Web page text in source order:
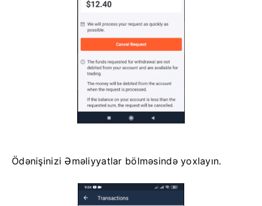
Ödənişinizi Əməliyyatlar bölməsində yoxlayın.